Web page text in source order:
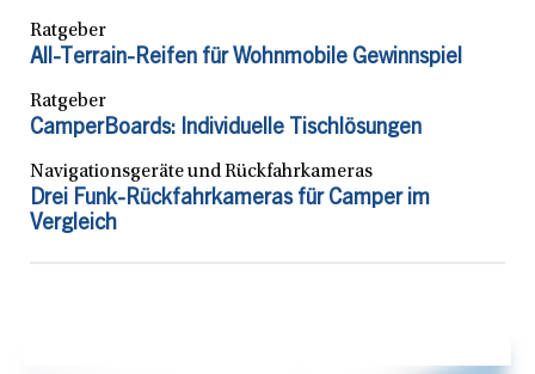
Ratgeber
All-Terrain-Reifen für Wohnmobile Gewinnspiel
Ratgeber
CamperBoards: Individuelle Tischlösungen
Navigationsgeräte und Rückfahrkameras
Drei Funk-Rückfahrkameras für Camper im
Vergleich